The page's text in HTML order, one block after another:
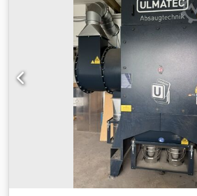
truck, trailers en aanbouwdelen. Al
tegen handelsprijzen in AS-IS
(zie onze algemene voorwaarden)
en/of proefrit kunt u vrijblijvend een
even vooraf wij zijn niet constant
Ahbeck Van de Wert Trading B.V.